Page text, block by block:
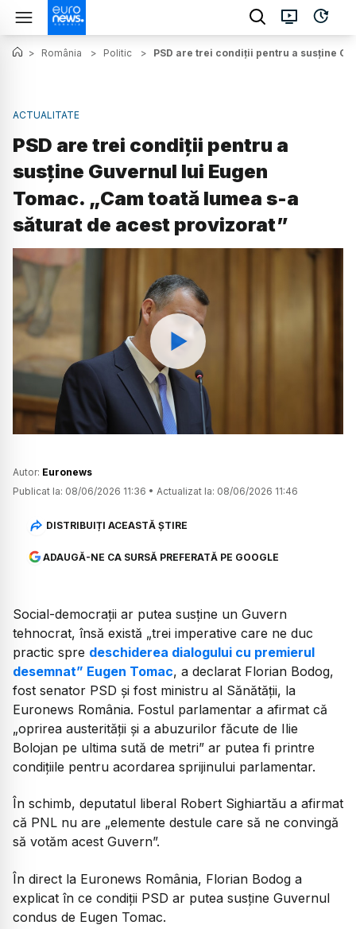
> România > Politic > PSD are trei condiții pentru a susține
ACTUALITATE
PSD are trei condiții pentru a
susține Guvernul lui Eugen
Tomac. „Cam toată lumea s-a
săturat de acest provizorat”
Watch
Autor: Euronews
Publicat la: 08/06/2026 11:36 • Actualizat la: 08/06/2026 11:46
DISTRIBUIȚI ACEASTĂ ȘTIRE
ADAUGĂ-NE CA SURSĂ PREFERATĂ PE GOOGLE
Social-democrații ar putea susține un Guvern
tehnocrat, însă există „trei imperative care ne duc
practic spre deschiderea dialogului cu premierul
desemnat” Eugen Tomac, a declarat Florian Bodog,
fost senator PSD și fost ministru al Sănătății, la
Euronews România. Fostul parlamentar a afirmat că
„oprirea austerității și a abuzurilor făcute de Ilie
Bolojan pe ultima sută de metri” ar putea fi printre
condițiile pentru acordarea sprijinului parlamentar.
În schimb, deputatul liberal Robert Sighiartău a afirmat
că PNL nu are „elemente destule care să ne convingă
să votăm acest Guvern”.
În direct la Euronews România, Florian Bodog a
explicat în ce condiții PSD ar putea susține Guvernul
condus de Eugen Tomac.